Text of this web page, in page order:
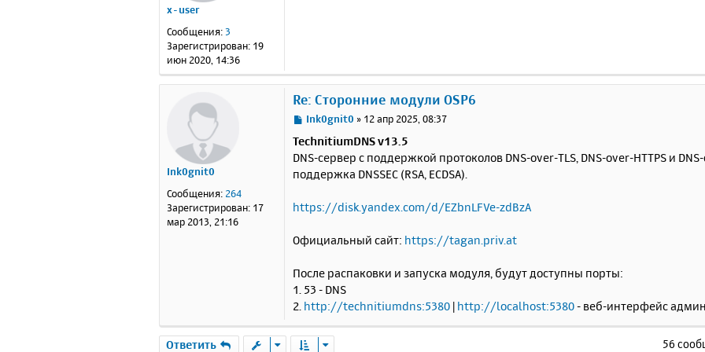
x-user
Сообщения:3
Зарегистрирован: 19
июн 2020, 14:36
Ink0gnit0
Сообщения: 264
Зарегистрирован: 17
мар 2013, 21:16
Re: Сторонние модули OSP6
С
о
б
щ
н
Ink0gnit0 » 12 апр 2025, 08:37
TechnitiumDNS v13.5
DNS-сервер с поддержкой протоколов DNS-over-TLS, DNS-over-HTTPS и
поддержка DNSSEC (RSA, ECDSA).
https://disk.yandex.com/d/EZbnLFVe-zdBzA
Официальный сайт: https://tagan.priv.at
После распаковки и запуска модуля, будут доступны порты:
1. 53 - DNS
2. http://technitiumdns:5380 | http://localhost:5380- веб-интерфейс
Ответить 56